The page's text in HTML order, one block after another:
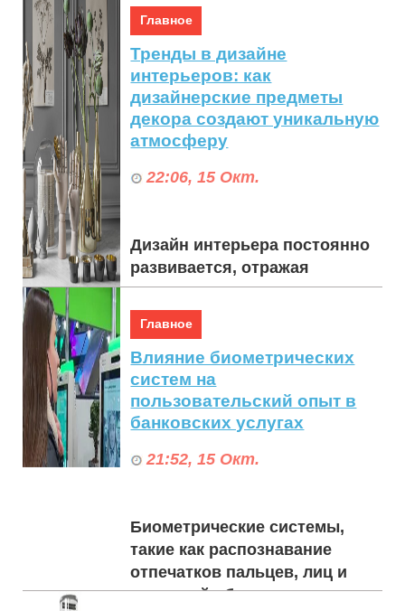
подходящей возможности
требует тщательного
рассмотрения...
Главное
Тренды в дизайне
интерьеров: как
дизайнерские предметы
декора создают уникальную
атмосферу
22:06, 15 Окт.
Дизайн интерьера постоянно
развивается, отражая
культурные сдвиги,
технический прогресс и
изменение образа жизни. В
последние годы наблюдается
за...
Главное
Влияние биометрических
систем на
пользовательский опыт в
банковских услугах
21:52, 15 Окт.
Биометрические системы,
такие как распознавание
отпечатков пальцев, лиц и
радужной оболочки глаза,